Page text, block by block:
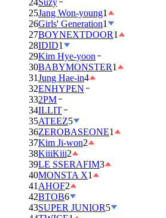
24Suzy
25Jang Won-young1
26Girls' Generation1
27BOYNEXTDOOR1
28IDID1
29Kim Hye-yoon
30BABYMONSTER1
31Jung Hae-in4
32ENHYPEN
332PM
34ILLIT
35ATEEZ5
36ZEROBASEONE1
37Kim Ji-won2
38KiiiKiii2
39LE SSERAFIM3
40MONSTA X1
41 AHOF2
42BTOB6
43SUPER JUNIOR5